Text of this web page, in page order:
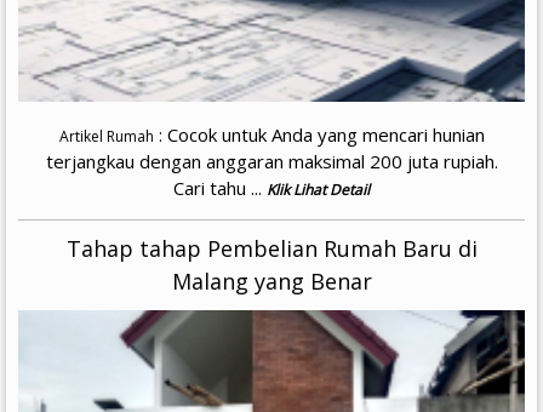
Artikel Rumah : Cocok untuk Anda yang mencari hunian
terjangkau dengan anggaran maksimal 200 juta rupiah.
Cari tahu ... Klik Lihat Detail
Tahap tahap Pembelian Rumah Baru di
Malang yang Benar